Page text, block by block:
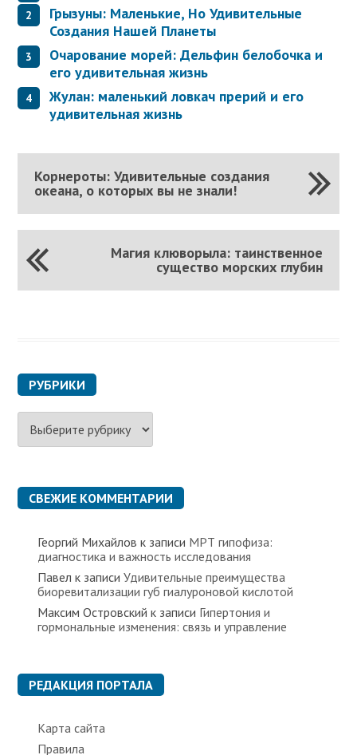
Грызуны: Маленькие, Но Удивительные
Создания Нашей Планеты
Очарование морей: Дельфин белобочка и
его удивительная жизнь
Жулан: маленький ловкач прерий и его
удивительная жизнь
Корнероты: Удивительные создания
океана, о которых вы не знали!
Магия клюворыла: таинственное
существо морских глубин
РУБРИКИ
б
к
и СВЕЖИЕ КОММЕНТАРИИ
Георгий Михайлов к записи МРТ гипофиза:
диагностика и важность исследования
Павел к записиУдивительные преимущества
биоревитализации губ гиалуроновой кислотой
Максим Островский к записи Гипертония и
гормональные изменения: связь и управление
РЕДАКЦИЯ ПОРТАЛА
Карта сайта
Правила